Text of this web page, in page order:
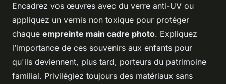
Encadrez vos œuvres avec du verre anti-UV ou
appliquez un vernis non toxique pour protéger
chaque empreinte main cadre photo. Expliquez
l’importance de ces souvenirs aux enfants pour
qu'ils deviennent, plus tard, porteurs du patrimoine
familial. Privilégiez toujours des matériaux sans